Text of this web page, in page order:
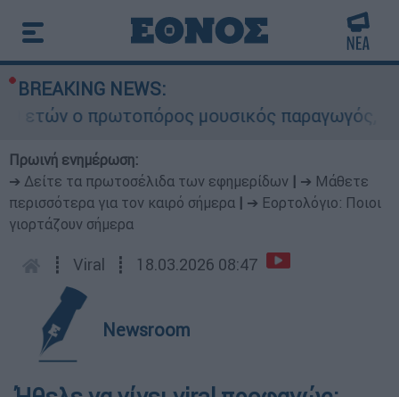
BREAKING NEWS:
ετών ο πρωτοπόρος μουσικός παραγωγός,
Πρωινή ενημέρωση:
➔ Δείτε τα πρωτοσέλιδα των εφημερίδων
➔ Μάθετε
περισσότερα για τον καιρό σήμερα
➔ Εορτολόγιο: Ποιοι
γιορτάζουν σήμερα
┋ Viral ┋ 18.03.2026 08:47
Newsroom